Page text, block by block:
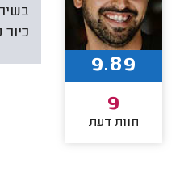
כיור
9.89
9
חוות דעת